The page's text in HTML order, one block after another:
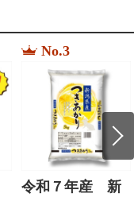
No.3
令和７年産 新